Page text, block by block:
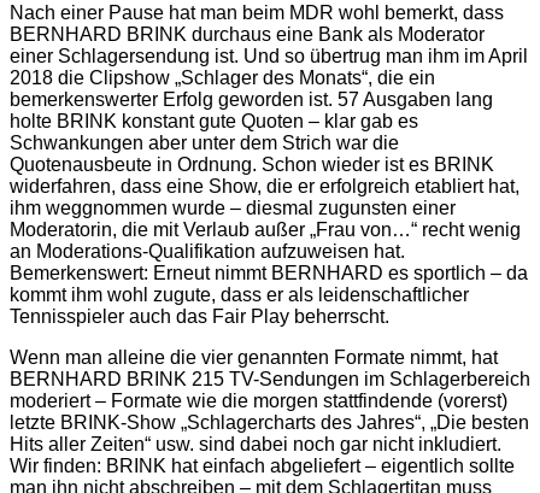
Nach einer Pause hat man beim MDR wohl bemerkt, dass
BERNHARD BRINK durchaus eine Bank als Moderator
einer Schlagersendung ist. Und so übertrug man ihm im April
2018 die Clipshow „Schlager des Monats“, die ein
bemerkenswerter Erfolg geworden ist. 57 Ausgaben lang
holte BRINK konstant gute Quoten – klar gab es
Schwankungen aber unter dem Strich war die
Quotenausbeute in Ordnung. Schon wieder ist es BRINK
widerfahren, dass eine Show, die er erfolgreich etabliert hat,
ihm weggnommen wurde – diesmal zugunsten einer
Moderatorin, die mit Verlaub außer „Frau von…“ recht wenig
an Moderations-Qualifikation aufzuweisen hat.
Bemerkenswert: Erneut nimmt BERNHARD es sportlich – da
kommt ihm wohl zugute, dass er als leidenschaftlicher
Tennisspieler auch das Fair Play beherrscht.
Wenn man alleine die vier genannten Formate nimmt, hat
BERNHARD BRINK 215 TV-Sendungen im Schlagerbereich
moderiert – Formate wie die morgen stattfindende (vorerst)
letzte BRINK-Show „Schlagercharts des Jahres“, „Die besten
Hits aller Zeiten“ usw. sind dabei noch gar nicht inkludiert.
Wir finden: BRINK hat einfach abgeliefert – eigentlich sollte
man ihn nicht abschreiben – mit dem Schlagertitan muss